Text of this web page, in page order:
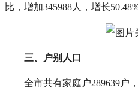
比，增加345988人，增长
三、户别人口
全市共有家庭户289639户